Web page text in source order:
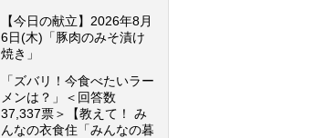
【今日の献立】2026年8月
6日(木)「豚肉のみそ漬け
焼き」
「ズバリ！今食べたいラー
メンは？」＜回答数
37,337票＞【教えて！ み
んなの衣食住「みんなの暮